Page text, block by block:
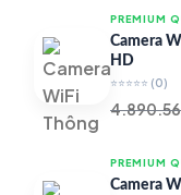
PREMIUM
Camera
HD
⭐⭐⭐⭐⭐ (0)
PREMIUM
Camera